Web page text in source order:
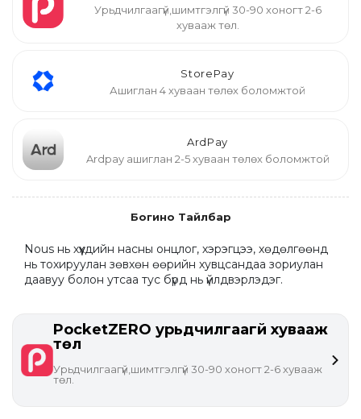
Урьдчилгаагүй,шимтгэлгүй 30-90 хоногт 2-6
хувааж төл.
StorePay
Ашиглан 4 хуваан төлөх боломжтой
ArdPay
Ardpay ашиглан 2-5 хуваан төлөх боломжтой
Богино Тайлбар
Nous нь хүүхдийн насны онцлог, хэрэгцээ, хөдөлгөөнд
нь тохируулан зөвхөн өөрийн хувцсандаа зориулан
даавуу болон утсаа тус бүрд нь үйлдвэрлэдэг.
PocketZERO урьдчилгаагүй хувааж
төл
Урьдчилгаагүй,шимтгэлгүй 30-90 хоногт 2-6 хувааж
төл.